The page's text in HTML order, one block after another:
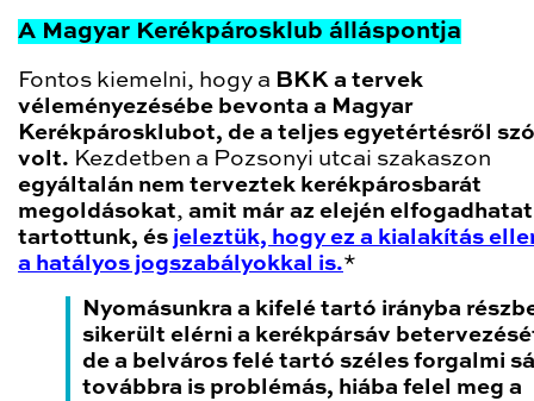
A Magyar Kerékpárosklub álláspontja
Fontos kiemelni, hogy a BKK a tervek
véleményezésébe bevonta a Magyar
Kerékpárosklubot, de a teljes egyetértésről
volt. Kezdetben a Pozsonyi utcai szakaszon
egyáltalán nem terveztek kerékpárosbarát
megoldásokat, amit már az elején
tartottunk, és jeleztük, hogy ez a kialakítás
a hatályos jogszabályokkal is.*
Nyomásunkra a kifelé tartó irányba
sikerült elérni a kerékpársáv
de a belváros felé tartó széles forgalmi
továbbra is problémás, hiába felel meg a